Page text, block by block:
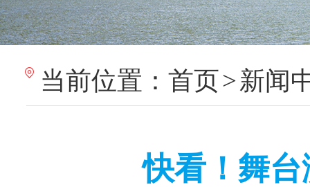
当前位置： 首页>新闻
快看！舞